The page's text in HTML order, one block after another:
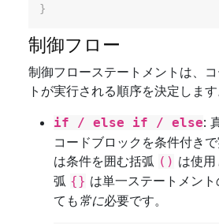
}
制御フロー
制御フローステートメントは、
トが実行される順序を決定します
if / else if / else:
コードブロックを条件付き
は条件を囲む括弧 () は使用
弧 {} は単一ステートメン
ても 常に必要です。